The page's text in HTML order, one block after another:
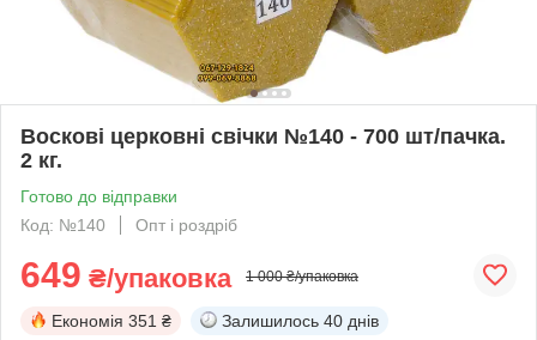
Воскові церковні свічки №140 - 700 шт/пачка.
2 кг.
Готово до відправки
Код: №140
Опт і роздріб
649 ₴/упаковка 1 000 ₴/упаковка
Економія 351 ₴ Залишилось 40 днів